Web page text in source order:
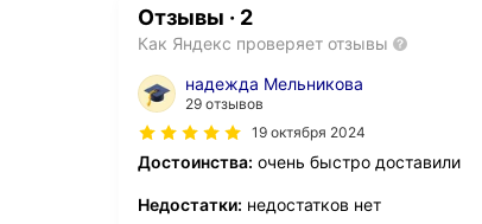
Отзывы · 2
Как Яндекс проверяет отзывы
надежда Мельникова
29 отзывов
19 октября 2024
Достоинства: очень быстро доставили
Недостатки: недостатков нет